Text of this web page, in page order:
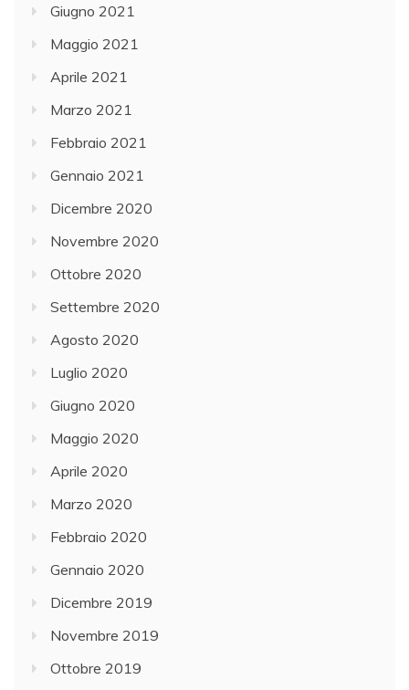
Giugno 2021
Maggio 2021
Aprile 2021
Marzo 2021
Febbraio 2021
Gennaio 2021
Dicembre 2020
Novembre 2020
Ottobre 2020
Settembre 2020
Agosto 2020
Luglio 2020
Giugno 2020
Maggio 2020
Aprile 2020
Marzo 2020
Febbraio 2020
Gennaio 2020
Dicembre 2019
Novembre 2019
Ottobre 2019